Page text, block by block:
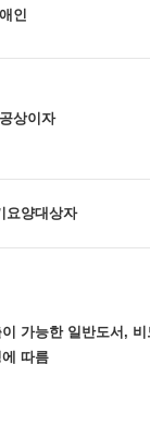
인
상이자
요양대상자
가능한 일반도서,
따름